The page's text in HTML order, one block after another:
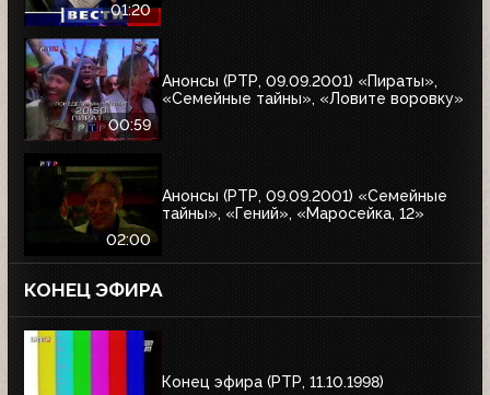
01:20
00:59
Анонсы (РТР, 09.09.2001) «Пираты»,
«Семейные тайны», «Ловите воровку»
02:00
Анонсы (РТР, 09.09.2001) «Семейные
тайны», «Гений», «Маросейка, 12»
КОНЕЦ ЭФИРА
Конец эфира (РТР, 11.10.1998)